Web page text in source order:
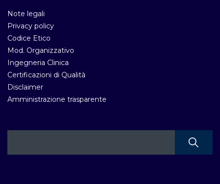
Note legali
Privacy policy
Codice Etico
Mod. Organizzativo
Ingegneria Clinica
Certificazioni di Qualità
Disclaimer
Amministrazione trasparente